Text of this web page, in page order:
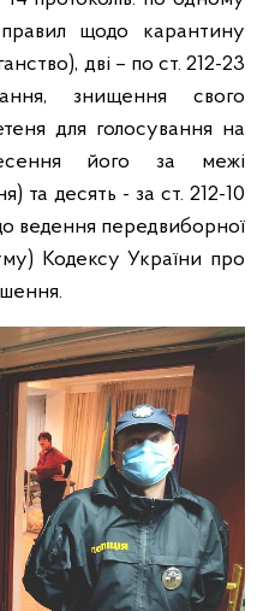
щодо карантину
дві – по ст. 212-23
знищення свого
для голосування на
його за межі
та десять - за ст. 212-10
передвиборної
Кодексу України про